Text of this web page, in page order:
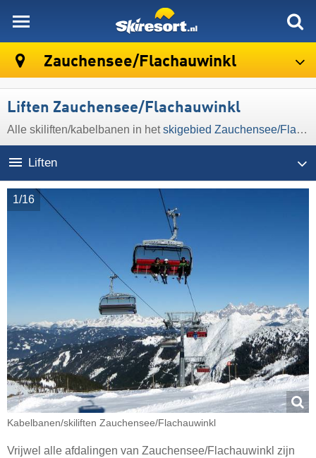
Zauchensee/​Flachauwinkl
Liften Zauchensee/​Flachauwinkl
Alle skiliften/kabelbanen in hetskigebied Zauchensee/​Flachauwinkl
Liften
1/16
Kabelbanen/​skiliften Zauchensee/​Flachauwinkl
Vrijwel alle afdalingen van Zauchensee/Flachauwinkl zijn